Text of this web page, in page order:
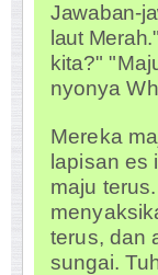
Jawaban-
laut
kita?"
nyonya
Mereka
lapisan es
maju
terus, dan
sungai.